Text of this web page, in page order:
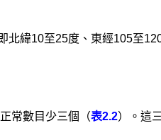
北緯10至25度、東經105至
常數目少三個（表2.2）。這